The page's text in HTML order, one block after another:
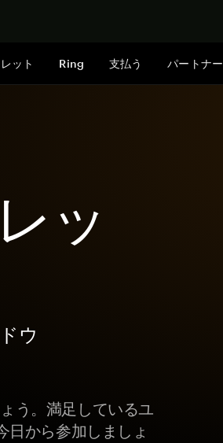
ット Ring 支払う パートナー
ッ
ウ
う。満足しているユ
から参加しましょ